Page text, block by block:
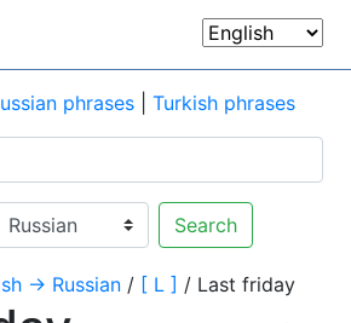
phrases Turkish phrases
Search
→ Russian / [ L ] / Last friday